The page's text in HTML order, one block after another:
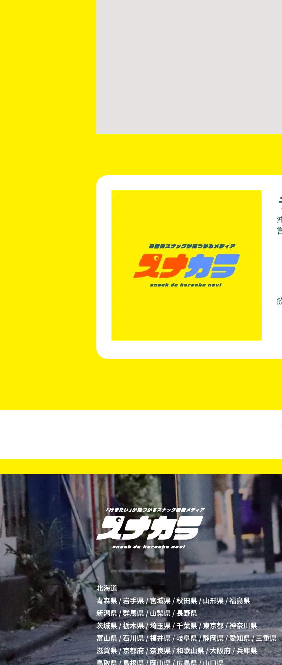
北海道
青森県/岩手県/宮城県 /秋田県/山形県/福島県
新潟県/群馬県/山梨県 /長野県
茨城県/栃木県/埼玉県 /千葉県/東京都/神奈川県
富山県/石川県/福井県/岐阜県/静岡県/愛知県/三重県
滋賀県/京都府/奈良県/和歌山県/大阪府/兵庫県